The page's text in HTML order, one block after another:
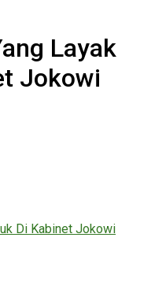
Layak
Jokowi